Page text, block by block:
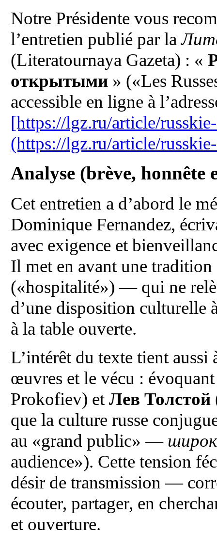
Notre Présidente vous
l’entretien publié par la
(Literatournaya Gazeta) : «
открытыми » («Les
accessible en ligne à
[https://lgz.ru/article/
(https://lgz.ru/article/
Analyse (brève, honnête
Cet entretien a d’abord le
Dominique Fernandez,
avec exigence et
Il met en avant une
(«hospitalité») — qui ne
d’une disposition culturelle
à la table ouverte.
L’intérêt du texte tient
œuvres et le vécu :
Prokofiev) etЛев Толстой
que la culture russe
au «grand public» —
audience»). Cette tension
désir de transmission —
écouter, partager, en
et ouverture.